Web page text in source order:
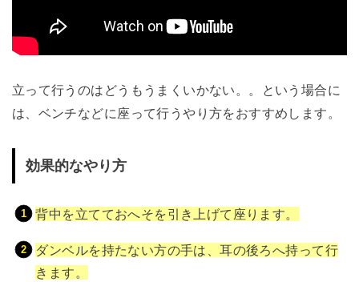
立って行うのはどうもうまくいかない。。という場合に
は、ベンチなどに座って行うやり方をおすすめします。
効果的なやり方
背中を立てておへそを引き上げて座ります。
ダンベルを持たない方の手は、耳の後ろへ持って行
きます。